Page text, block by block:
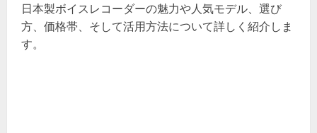
日本製ボイスレコーダーの魅力や人気モデル、選び
方、価格帯、そして活用方法について詳しく紹介しま
す。